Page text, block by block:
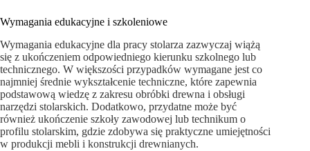
Wymagania edukacyjne i szkoleniowe
Wymagania edukacyjne dla pracy stolarza zazwyczaj wiążą
się z ukończeniem odpowiedniego kierunku szkolnego lub
technicznego. W większości przypadków wymagane jest co
najmniej średnie wykształcenie techniczne, które zapewnia
podstawową wiedzę z zakresu obróbki drewna i obsługi
narzędzi stolarskich. Dodatkowo, przydatne może być
również ukończenie szkoły zawodowej lub technikum o
profilu stolarskim, gdzie zdobywa się praktyczne umiejętności
w produkcji mebli i konstrukcji drewnianych.